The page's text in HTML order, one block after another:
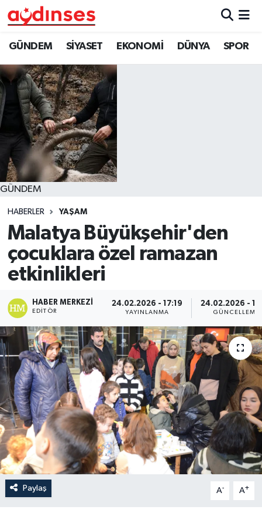
GÜNDEM SİYASET EKONOMİ DÜNYA SPOR
GÜNDEM
HABERLER YAŞAM
Malatya Büyükşehir'den
çocuklara özel ramazan
etkinlikleri
HABER MERKEZI
EDITÖR
24.02.2026 - 17:19
YAYINLANMA
24.02.2026 -
GÜNCELLEME
Paylaş A- A+
GÜNDEM
SİYASET
EKONOMİ
DÜNYA
SPOR
MAGAZİN
YAŞAM
Nöbetçi Eczaneler
Hava Durumu
Aydin Namaz Vakitleri
Trafik Durumu
Süper Lig Puan Durumu ve Fikstür
Tüm Manşetler
Son Dakika Haberleri
Haber Arşivi